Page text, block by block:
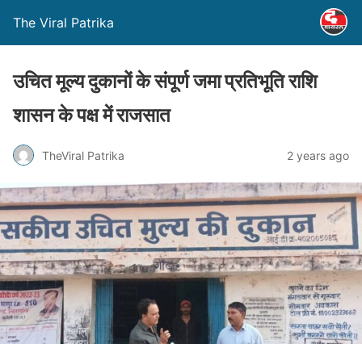
The Viral Patrika
उचित मूल्य दुकानों के संपूर्ण जमा प्रतिभूति राशि
शासन के पक्ष में राजसात
TheViral Patrika 2 years ago